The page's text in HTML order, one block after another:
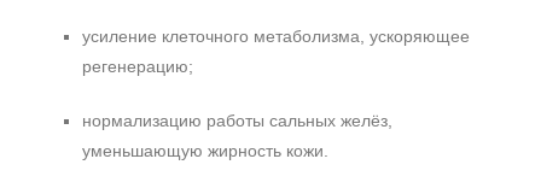
усиление клеточного метаболизма, ускоряющее
регенерацию;
нормализацию работы сальных желёз,
уменьшающую жирность кожи.